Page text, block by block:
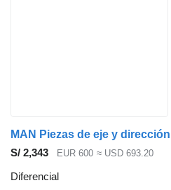
S/ 2,343 EUR 600 ≈ USD 693.20
Diferencial